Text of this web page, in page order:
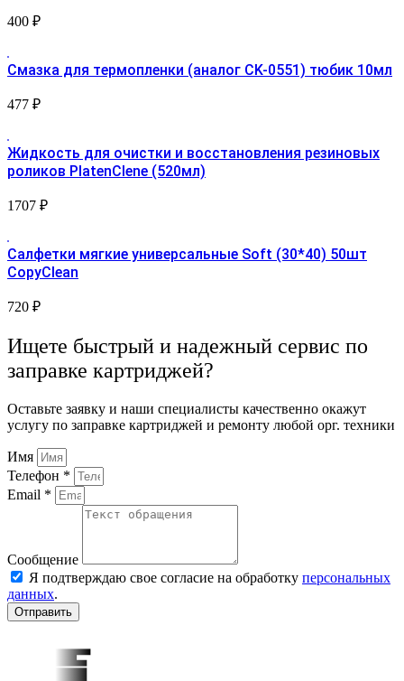
400 ₽
Смазка для термопленки (аналог CK-0551) тюбик 10мл
477 ₽
Жидкость для очистки и восстановления резиновых
роликов PlatenClene (520мл)
1707 ₽
Салфетки мягкие универсальные Soft (30*40) 50шт
CopyClean
720 ₽
Ищете быстрый и надежный сервис по
заправке картриджей?
Оставьте заявку и наши специалисты качественно окажут
услугу по заправке картриджей и ремонту любой орг. техники
Имя
Телефон *
Email *
Сообщение
Я подтверждаю свое согласие на обработку персональных
данных.
Отправить